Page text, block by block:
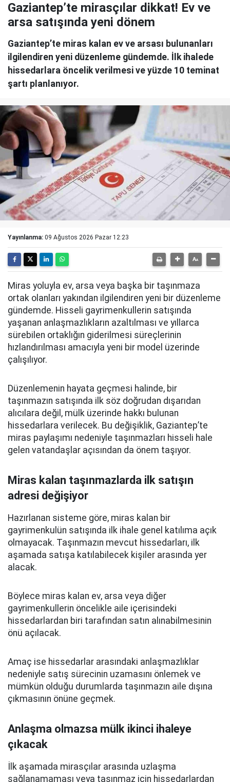
Gaziantep’te mirasçılar dikkat! Ev ve
arsa satışında yeni dönem
Gaziantep’te miras kalan ev ve arsası bulunanları
ilgilendiren yeni düzenleme gündemde. İlk ihalede
hissedarlara öncelik verilmesi ve yüzde 10 teminat
şartı planlanıyor.
Yayınlanma: 09 Ağustos 2026 Pazar 12:23
Miras yoluyla ev, arsa veya başka bir taşınmaza
ortak olanları yakından ilgilendiren yeni bir düzenleme
gündemde. Hisseli gayrimenkullerin satışında
yaşanan anlaşmazlıkların azaltılması ve yıllarca
sürebilen ortaklığın giderilmesi süreçlerinin
hızlandırılması amacıyla yeni bir model üzerinde
çalışılıyor.
Düzenlemenin hayata geçmesi halinde, bir
taşınmazın satışında ilk söz doğrudan dışarıdan
alıcılara değil, mülk üzerinde hakkı bulunan
hissedarlara verilecek. Bu değişiklik, Gaziantep’te
miras paylaşımı nedeniyle taşınmazları hisseli hale
gelen vatandaşlar açısından da önem taşıyor.
Miras kalan taşınmazlarda ilk satışın
adresi değişiyor
Hazırlanan sisteme göre, miras kalan bir
gayrimenkulün satışında ilk ihale genel katılıma açık
olmayacak. Taşınmazın mevcut hissedarları, ilk
aşamada satışa katılabilecek kişiler arasında yer
alacak.
Böylece miras kalan ev, arsa veya diğer
gayrimenkullerin öncelikle aile içerisindeki
hissedarlardan biri tarafından satın alınabilmesinin
önü açılacak.
Amaç ise hissedarlar arasındaki anlaşmazlıklar
nedeniyle satış sürecinin uzamasını önlemek ve
mümkün olduğu durumlarda taşınmazın aile dışına
çıkmasının önüne geçmek.
Anlaşma olmazsa mülk ikinci ihaleye
çıkacak
İlk aşamada mirasçılar arasında uzlaşma
sağlanamaması veya taşınmaz için hissedarlardan